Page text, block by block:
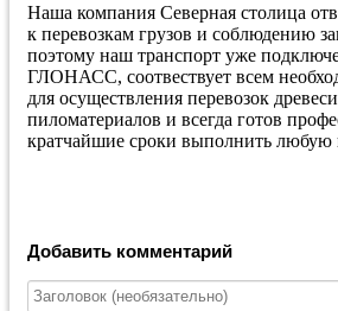
Наша компания Северная столица
к перевозкам грузов и соблюдению
поэтому наш транспорт уже
ГЛОНАСС, соотвествует всем
для осуществления перевозок
пиломатериалов и всегда готов
кратчайшие сроки выполнить любую
Добавить комментарий